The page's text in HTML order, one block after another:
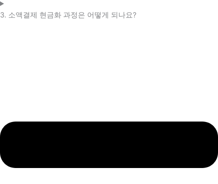
3. 소액결제 현금화 과정은 어떻게 되나요?